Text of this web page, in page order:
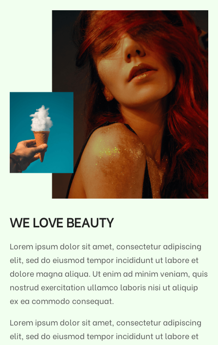
WE LOVE BEAUTY
Lorem ipsum dolor sit amet, consectetur adipiscing
elit, sed do eiusmod tempor incididunt ut labore et
dolore magna aliqua. Ut enim ad minim veniam, quis
nostrud exercitation ullamco laboris nisi ut aliquip
ex ea commodo consequat.
Lorem ipsum dolor sit amet, consectetur adipiscing
elit, sed do eiusmod tempor incididunt ut labore et